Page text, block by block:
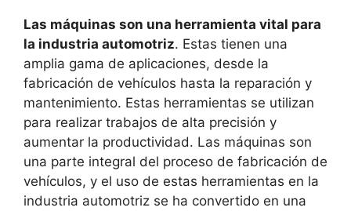
Las máquinas son una herramienta vital para
la industria automotriz. Estas tienen una
amplia gama de aplicaciones, desde la
fabricación de vehículos hasta la reparación y
mantenimiento. Estas herramientas se utilizan
para realizar trabajos de alta precisión y
aumentar la productividad. Las máquinas son
una parte integral del proceso de fabricación de
vehículos, y el uso de estas herramientas en la
industria automotriz se ha convertido en una